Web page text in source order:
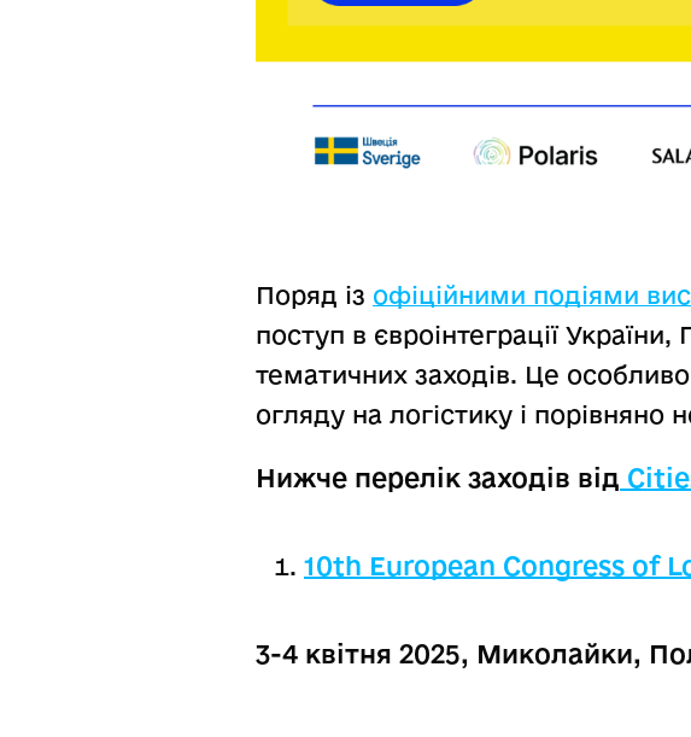
Поряд із офіційними подіями
поступ в євроінтеграції
тематичних заходів. Це
огляду на логістику і порівняно
Нижче перелік заходів від
10th European Congress of
3-4 квітня 2025, Миколайки,